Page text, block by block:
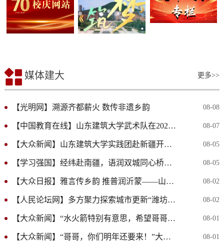
媒体建大 更多>>
【光明网】溯源齐都薪火 数传非遗乡韵 08-08
【中国教育在线】山东建筑大学武术队在2026年全国大学生武术套路锦标... 08-07
【大众新闻】山东建筑大学实践团赴新疆开展千团万人推普强国行社会实践 08-05
【学习强国】经纬赴南疆，语润双城同心桥｜山建测绘学子15天扎根喀什... 08-05
【大众日报】雅言传乡韵 推普润沂蒙——山东建筑大学信息与电气工程学... 08-02
【人民论坛网】多方聚力探索城市更新“潍坊路径” 08-02
【大众新闻】“水火箭特别有意思，希望哥哥姐姐常来！”大学生下乡开... 08-01
【大众新闻】“哥哥，你们明年还要来！”大学生志愿者与乡村孩子的双... 08-01